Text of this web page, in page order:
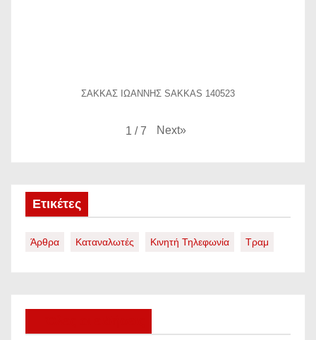
ΣΑΚΚΑΣ ΙΩΑΝΝΗΣ SAKKAS 140523
1 / 7 Next»
Ετικέτες
Άρθρα Καταναλωτές Κινητή Τηλεφωνία Τραμ